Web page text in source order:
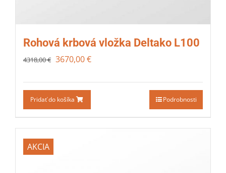
Rohová krbová vložka Deltako L100
4318,00€ 3670,00€
Pridať do košíka Podrobnosti
AKCIA